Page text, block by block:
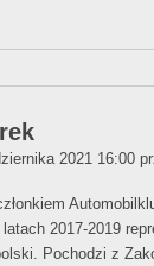
2021 16:00
2017-2019
Pochodzi z